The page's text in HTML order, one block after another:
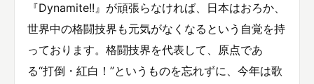
『Dynamite!!』が頑張らなければ、日本はおろか、
世界中の格闘技界も元気がなくなるという自覚を持
っております。格闘技界を代表して、原点であ
る“打倒・紅白！”というものを忘れずに、今年は歌